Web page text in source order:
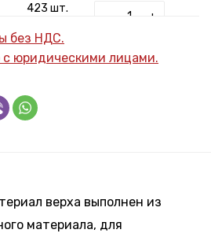
423 шт.
Минск-
Москва
+
Минск-
Склад:
-
без НДС.
с юридическими лицами.
верха выполнен из
материала, для